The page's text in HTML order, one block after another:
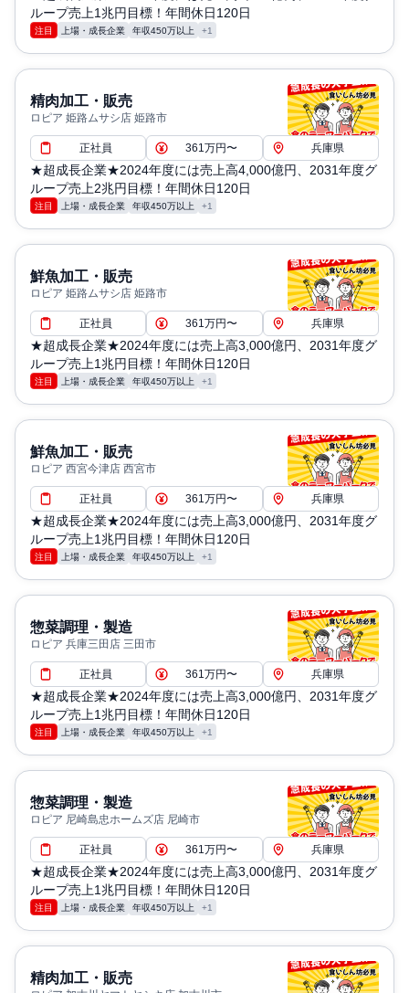
ループ売上1兆円目標！年間休日120日
注目 上場・成長企業 年収450万以上 +1
精肉加工・販売
ロピア 姫路ムサシ店 姫路市
正社員 361万円〜 兵庫県
★超成長企業★2024年度には売上高4,000億円、2031年度グ
ループ売上2兆円目標！年間休日120日
注目 上場・成長企業 年収450万以上 +1
鮮魚加工・販売
ロピア 姫路ムサシ店 姫路市
正社員 361万円〜 兵庫県
★超成長企業★2024年度には売上高3,000億円、2031年度グ
ループ売上1兆円目標！年間休日120日
注目 上場・成長企業 年収450万以上 +1
鮮魚加工・販売
ロピア 西宮今津店 西宮市
正社員 361万円〜 兵庫県
★超成長企業★2024年度には売上高3,000億円、2031年度グ
ループ売上1兆円目標！年間休日120日
注目 上場・成長企業 年収450万以上 +1
惣菜調理・製造
ロピア 兵庫三田店 三田市
正社員 361万円〜 兵庫県
★超成長企業★2024年度には売上高3,000億円、2031年度グ
ループ売上1兆円目標！年間休日120日
注目 上場・成長企業 年収450万以上 +1
惣菜調理・製造
ロピア 尼崎島忠ホームズ店 尼崎市
正社員 361万円〜 兵庫県
★超成長企業★2024年度には売上高3,000億円、2031年度グ
ループ売上1兆円目標！年間休日120日
注目 上場・成長企業 年収450万以上 +1
精肉加工・販売